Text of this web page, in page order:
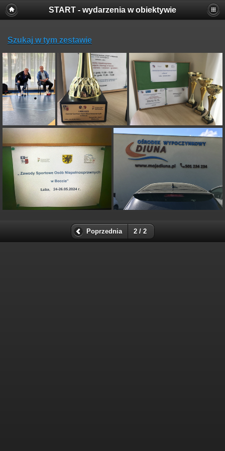
START - wydarzenia w obiektywie
Szukaj w tym zestawie
Poprzednia 2 / 2